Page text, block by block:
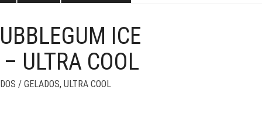
ICE
ULTRA COOL
/ GELADOS, ULTRA COOL